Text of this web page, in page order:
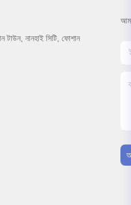
টাউন, নানহাই সিটি, ফোশান